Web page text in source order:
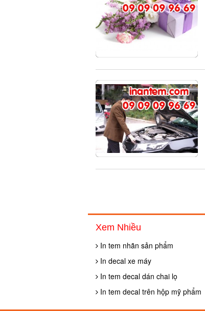
Xem Nhiều
In tem nhãn sản phẩm
In decal xe máy
In tem decal dán chai lọ
In tem decal trên hộp mỹ phẩm